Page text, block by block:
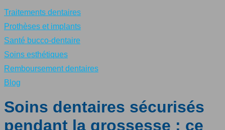
Traitements dentaires
Prothèses et implants
Santé bucco-dentaire
Soins esthétiques
Remboursement dentaires
Blog
Soins dentaires sécurisés
pendant la grossesse : ce